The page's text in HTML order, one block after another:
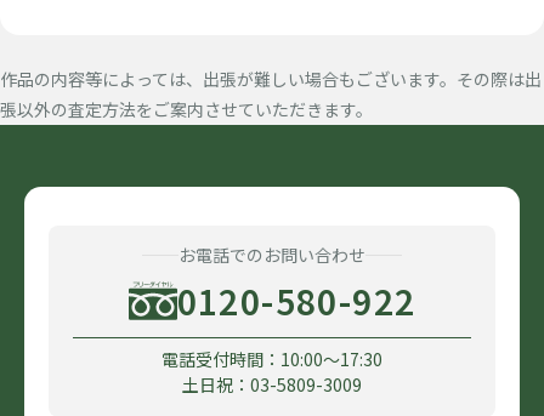
作品の内容等によっては、出張が難しい場合もございます。その際は出
張以外の査定方法をご案内させていただきます。
お電話でのお問い合わせ
0120-580-922
電話受付時間：10:00〜17:30
土日祝：03-5809-3009